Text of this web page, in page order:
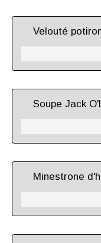
Velouté
Soupe Jack
Minestrone